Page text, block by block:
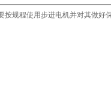
按规程使用步进电机并对其做好